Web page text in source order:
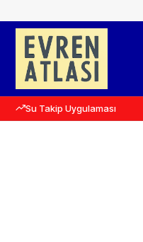
Su Takip Uygulaması